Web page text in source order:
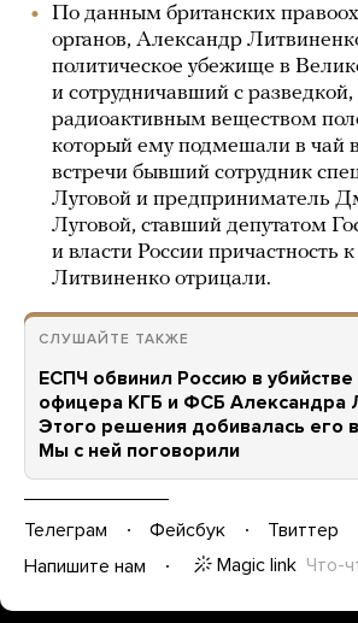
По данным британских
органов, Александр
политическое убежище в
и сотрудничавший с
радиоактивным веществом
который ему подмешали в чай
встречи бывший сотрудник
Луговой и предприниматель
Луговой, ставший депутатом
и власти России причастность
Литвиненко отрицали.
СЛУШАЙТЕ ТАКЖЕ
ЕСПЧ обвинил Россию в
офицера КГБ и ФСБ Александра
Этого решения добивалась его
Мы с ней поговорили
Телеграм Фейсбук Твиттер
Напишите нам
Magic link Что-